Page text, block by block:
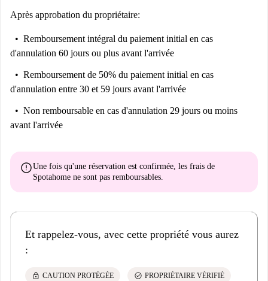
Après approbation du propriétaire:
Remboursement intégral du paiement initial en cas
d'annulation 60 jours ou plus avant l'arrivée
Remboursement de 50% du paiement initial en cas
d'annulation entre 30 et 59 jours avant l'arrivée
Non remboursable en cas d'annulation 29 jours ou moins
avant l'arrivée
errorUne fois qu'une réservation est confirmée, les frais de
Spotahome ne sont pas remboursables.
Et rappelez-vous, avec cette propriété vous aurez
:
lock CAUTION PROTÉGÉE check_circle PROPRIÉTAIRE VÉRIFIÉ